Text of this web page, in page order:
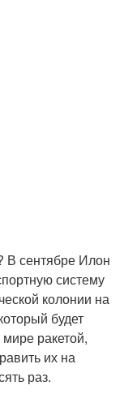
В сентябре Илон
систему
колонии на
будет
ракетой,
их на
раз.